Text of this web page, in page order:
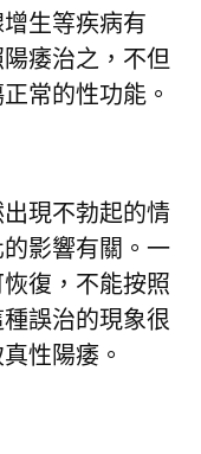
生等疾病有
痿治之，不但
常的性功能。
現不勃起的情
影響有關。一
復，不能按照
誤治的現象很
性陽痿。